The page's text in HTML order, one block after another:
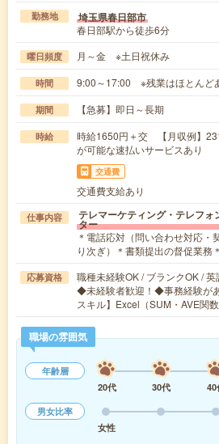
勤務地 埼玉県春日部市
春日部駅から徒歩6分
曜日頻度 月～金 ※土日祝休み
時間 9:00～17:00 ※残業はほとんど
期間 【急募】即日～長期
時給
時給1650円＋交 【月収例】
が可能な速払いサービスあり
交通費
交通費支給あり
仕事内容 テレマーケティング・テレフ
ター
＊電話応対（問い合わせ対応・
り次ぎ）＊書類提出の督促業
応募資格
職種未経験OK / ブランクOK /
◆未経験者歓迎！◆事務経験が
スキル】Excel（SUM・AVE
職場の雰囲気
年齢層
20代
30代 40
男女比率
女性